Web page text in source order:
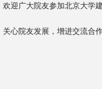
欢迎广大院友参加北京大学
关心院友发展，增进交流